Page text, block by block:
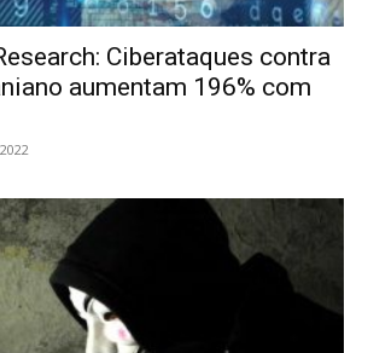
Ciberataques contra
aumentam 196% com